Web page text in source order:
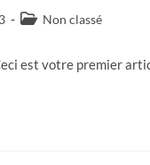
PostNon classé
est votre premier